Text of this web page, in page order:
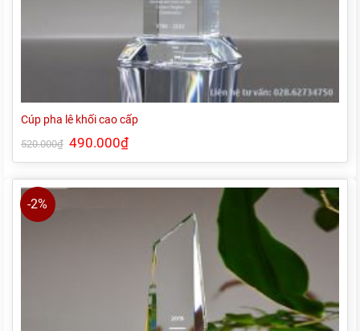
Cúp pha lê khối cao cấp
520.000₫ Giá
gốc
là:
490.000₫Giá
hiện
tại
490.000₫.
-2%